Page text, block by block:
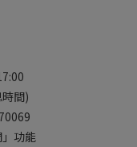
間)
功能